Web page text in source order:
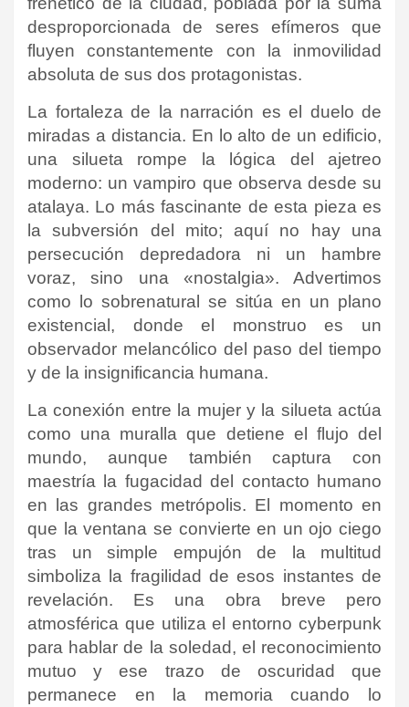
desproporcionada de seres efímeros que
fluyen constantemente con la inmovilidad
absoluta de sus dos protagonistas.
La fortaleza de la narración es el duelo de
miradas a distancia. En lo alto de un edificio,
una silueta rompe la lógica del ajetreo
moderno: un vampiro que observa desde su
atalaya. Lo más fascinante de esta pieza es
la subversión del mito; aquí no hay una
persecución depredadora ni un hambre
voraz, sino una «nostalgia». Advertimos
como lo sobrenatural se sitúa en un plano
existencial, donde el monstruo es un
observador melancólico del paso del tiempo
y de la insignificancia humana.
La conexión entre la mujer y la silueta actúa
como una muralla que detiene el flujo del
mundo, aunque también captura con
maestría la fugacidad del contacto humano
en las grandes metrópolis. El momento en
que la ventana se convierte en un ojo ciego
tras un simple empujón de la multitud
simboliza la fragilidad de esos instantes de
revelación. Es una obra breve pero
atmosférica que utiliza el entorno cyberpunk
para hablar de la soledad, el reconocimiento
mutuo y ese trazo de oscuridad que
permanece en la memoria cuando lo